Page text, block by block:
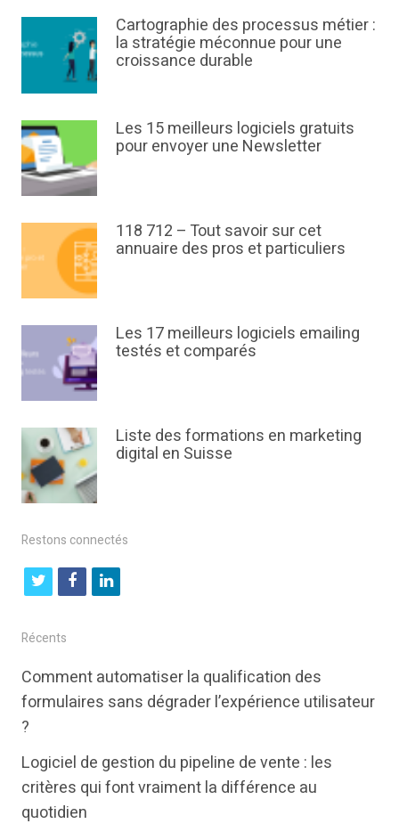
Cartographie des processus métier :
la stratégie méconnue pour une
croissance durable
Les 15 meilleurs logiciels gratuits
pour envoyer une Newsletter
118 712 – Tout savoir sur cet
annuaire des pros et particuliers
Les 17 meilleurs logiciels emailing
testés et comparés
Liste des formations en marketing
digital en Suisse
Restons connectés
t
i
t
r
f
b
k
l
k
e
n
Récents
Comment automatiser la qualification des
formulaires sans dégrader l’expérience utilisateur
?
Logiciel de gestion du pipeline de vente : les
critères qui font vraiment la différence au
quotidien